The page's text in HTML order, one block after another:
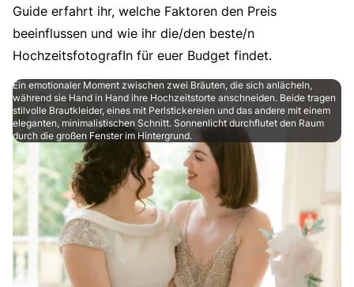
Guide erfahrt ihr, welche Faktoren den Preis
beeinflussen und wie ihr die/den beste/n
HochzeitsfotografIn für euer Budget findet.
Ein emotionaler Moment zwischen zwei Bräuten, die sich anlächeln,
während sie Hand in Hand ihre Hochzeitstorte anschneiden. Beide tragen
stilvolle Brautkleider, eines mit Perlstickereien und das andere mit einem
eleganten, minimalistischen Schnitt. Sonnenlicht durchflutet den Raum
durch die großen Fenster im Hintergrund.